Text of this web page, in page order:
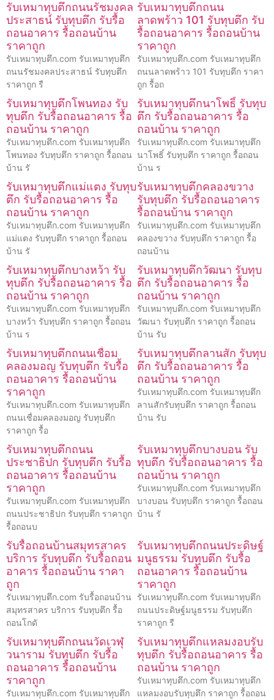
รับเหมาทุบตึกถนนรัชมงคล
ประสาธน์ รับทุบตึก รับรื้อ
ถอนอาคาร รื้อถอนบ้าน
ราคาถูก
รับเหมาทุบตึก.com รับเหมาทุบตึก
ถนนรัชมงคลประสาธน์ รับทุบตึก
ราคาถูก รื
รับเหมาทุบตึกถนน
ลาดพร้าว 101 รับทุบตึก รับ
รื้อถอนอาคาร รื้อถอนบ้าน
ราคาถูก
รับเหมาทุบตึก.com รับเหมาทุบตึก
ถนนลาดพร้าว 101 รับทุบตึก ราคา
ถูก รื้อถ
รับเหมาทุบตึกโพนทอง รับ
ทุบตึก รับรื้อถอนอาคาร รื้อ
ถอนบ้าน ราคาถูก
รับเหมาทุบตึก.com รับเหมาทุบตึก
โพนทอง รับทุบตึก ราคาถูก รื้อถอน
บ้าน รั
รับเหมาทุบตึกนาโพธิ์ รับทุบ
ตึก รับรื้อถอนอาคาร รื้อ
ถอนบ้าน ราคาถูก
รับเหมาทุบตึก.com รับเหมาทุบตึก
นาโพธิ์ รับทุบตึก ราคาถูก รื้อถอน
บ้าน ร
รับเหมาทุบตึกแม่แตง รับทุบ
ตึก รับรื้อถอนอาคาร รื้อ
ถอนบ้าน ราคาถูก
รับเหมาทุบตึก.com รับเหมาทุบตึก
แม่แตง รับทุบตึก ราคาถูก รื้อถอน
บ้าน รั
รับเหมาทุบตึกคลองขวาง
รับทุบตึก รับรื้อถอนอาคาร
รื้อถอนบ้าน ราคาถูก
รับเหมาทุบตึก.com รับเหมาทุบตึก
คลองขวาง รับทุบตึก ราคาถูก รื้อ
ถอนบ้าน
รับเหมาทุบตึกบางหว้า รับ
ทุบตึก รับรื้อถอนอาคาร รื้อ
ถอนบ้าน ราคาถูก
รับเหมาทุบตึก.com รับเหมาทุบตึก
บางหว้า รับทุบตึก ราคาถูก รื้อถอน
บ้าน ร
รับเหมาทุบตึกวัฒนา รับทุบ
ตึก รับรื้อถอนอาคาร รื้อ
ถอนบ้าน ราคาถูก
รับเหมาทุบตึก.com รับเหมาทุบตึก
วัฒนา รับทุบตึก ราคาถูก รื้อถอน
บ้าน รับ
รับเหมาทุบตึกถนนเชื่อม
คลองมอญ รับทุบตึก รับรื้อ
ถอนอาคาร รื้อถอนบ้าน
ราคาถูก
รับเหมาทุบตึก.com รับเหมาทุบตึก
ถนนเชื่อมคลองมอญ รับทุบตึก
ราคาถูก รื้อ
รับเหมาทุบตึกลานสัก รับทุบ
ตึก รับรื้อถอนอาคาร รื้อ
ถอนบ้าน ราคาถูก
รับเหมาทุบตึก.com รับเหมาทุบตึก
ลานสักรับทุบตึก ราคาถูก รื้อถอน
บ้าน รับ
รับเหมาทุบตึกถนน
ประชาธิปก รับทุบตึก รับรื้อ
ถอนอาคาร รื้อถอนบ้าน
ราคาถูก
รับเหมาทุบตึก.com รับเหมาทุบตึก
ถนนประชาธิปก รับทุบตึก ราคาถูก
รื้อถอนบ
รับเหมาทุบตึกบางบอน รับ
ทุบตึก รับรื้อถอนอาคาร รื้อ
ถอนบ้าน ราคาถูก
รับเหมาทุบตึก.com รับเหมาทุบตึก
บางบอน รับทุบตึก ราคาถูก รื้อถอน
บ้าน รั
รับรื้อถอนบ้านสมุทรสาคร
บริการ รับทุบตึก รับรื้อถอน
อาคาร รื้อถอนบ้าน ราคา
ถูก
รับเหมาทุบตึก.com รับรื้อถอนบ้าน
สมุทรสาคร บริการ รับทุบตึก รื้อ
ถอนโกดั
รับเหมาทุบตึกถนนประดิษฐ์
มนูธรรม รับทุบตึก รับรื้อ
ถอนอาคาร รื้อถอนบ้าน
ราคาถูก
รับเหมาทุบตึก.com รับเหมาทุบตึก
ถนนประดิษฐ์มนูธรรม รับทุบตึก
ราคาถูก รื
รับเหมาทุบตึกถนนวัดเวฬุ
วนาราม รับทุบตึก รับรื้อ
ถอนอาคาร รื้อถอนบ้าน
ราคาถูก
รับเหมาทุบตึก.com รับเหมาทุบตึก
รับเหมาทุบตึกแหลมงอบรับ
ทุบตึก รับรื้อถอนอาคาร รื้อ
ถอนบ้าน ราคาถูก
รับเหมาทุบตึก.com รับเหมาทุบตึก
แหลมงอบรับทุบตึก ราคาถูก รื้อถอน